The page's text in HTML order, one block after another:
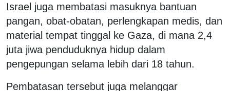
Israel juga membatasi masuknya bantuan
pangan, obat-obatan, perlengkapan medis, dan
material tempat tinggal ke Gaza, di mana 2,4
juta jiwa penduduknya hidup dalam
pengepungan selama lebih dari 18 tahun.
Pembatasan tersebut juga melanggar